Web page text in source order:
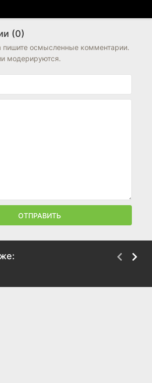
(0)
пишите осмысленные комментарии.
модерируются.
ОТПРАВИТЬ